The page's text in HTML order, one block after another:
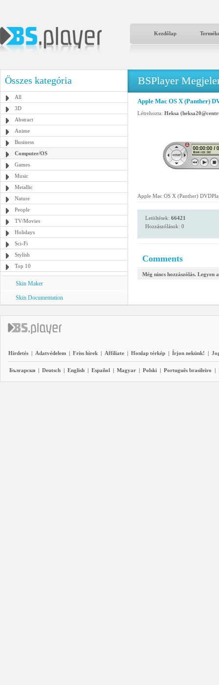
Kezdőlap
Összes kategória
All
3D
Abstract
Anime
Business
Computer/OS
Games
Music
Metallic
Nature
People
TV/Movies
Holidays
Sci-Fi
Stylish
Top 10
Skin Maker
Skin Documentation
BSPlayer
Apple Mac OS X (Panther)
Létrehozta: Heksa
Apple Mac OS X (Panther)
Letöltések: 66421
Hozzászólások: 0
Comments
Még nincs hozzászólás. Legyen
Hirdetés | Adatvédelem | Friss hírek | Affiliate | Honlap térkép | Írjon nekünk! |
Български | Deutsch | English | Español | Magyar | Polski | Português brasileiro |